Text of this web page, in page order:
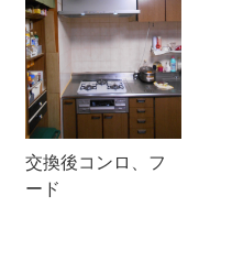
交換後コンロ、フ
ード